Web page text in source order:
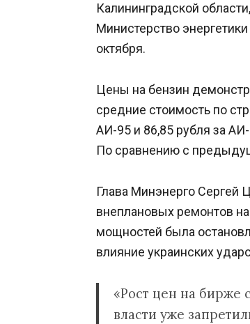
Калининградской
Министерство
октября.
Цены на бензин
средние стоимость по
АИ-95 и 86,85 рубля за
По сравнению с
Глава Минэнерго Сергей
внеплановых ремонтов
мощностей была
влияние украинских
«Рост цен на бирже
власти уже